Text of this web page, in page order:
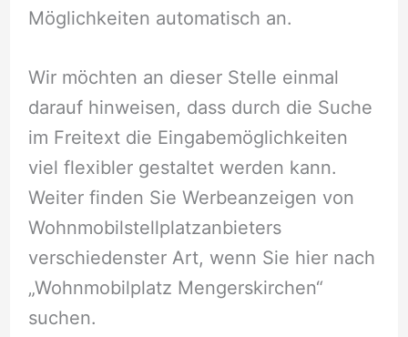
Möglichkeiten automatisch an.
Wir möchten an dieser Stelle einmal
darauf hinweisen, dass durch die Suche
im Freitext die Eingabemöglichkeiten
viel flexibler gestaltet werden kann.
Weiter finden Sie Werbeanzeigen von
Wohnmobilstellplatzanbieters
verschiedenster Art, wenn Sie hier nach
„Wohnmobilplatz Mengerskirchen“
suchen.